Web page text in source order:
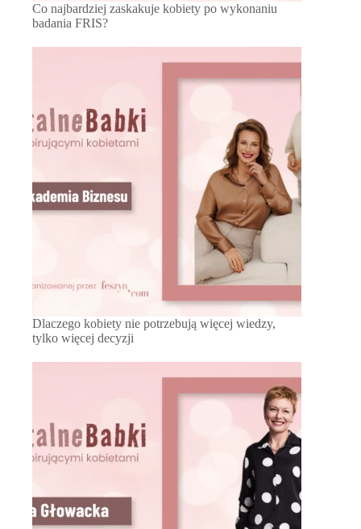
Co najbardziej zaskakuje kobiety po wykonaniu
badania FRIS?
Dlaczego kobiety nie potrzebują więcej wiedzy,
tylko więcej decyzji